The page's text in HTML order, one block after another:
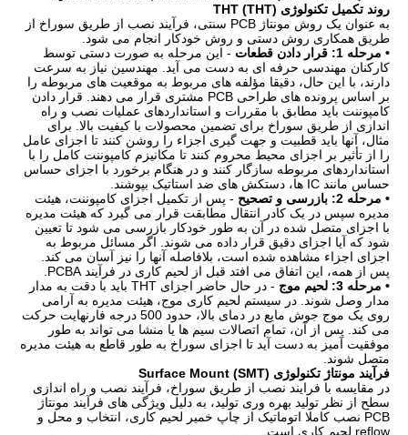
روند تکمیل تکنولوژی THT (THT)
به عنوان یک روش مونتاژ PCB سنتی، فرآیند نصب از طریق سوراخ از
طریق همکاری روش دستی و روش خودکار انجام می شود.
• مرحله 1: قرار دادن قطعات
- این مرحله به صورت دستی توسط
کارکنان مهندسی حرفه ای به دست می آید. مهندسین نیاز به سرعت
دارند، با این حال، دقیقا مؤلفه های مربوط به موقعیت های مربوطه را
بر اساس پرونده های طراحی PCB مشتری قرار می دهند. قرار دادن
کامپوننت باید مطابق با مقررات و استانداردهای عملیات نصب و راه
اندازی از طریق سوراخ برای تضمین محصولات با کیفیت بالا. برای
مثال، آنها باید قطبیت و جهت گیری اجزاء را روشن کنند تا اجزای عامل
را از تأثیر بر اجزای محیط محروم کنند تا مکانیزم کامپوننت کامل را با
استانداردهای مربوطه سازگار کنند و در هنگام برخورد با اجزای حساس
حساس مانند IC ها، دستکش های ضد استاتیک بپوشند.
• مرحله 2: بازرسی و تصحیح
- پس از تکمیل اجزای کامپوننت، هیئت
مدیره سپس در یک کادر انتقال مطابقت قرار می گیرد که هیئت مدیره
با اجزای متصل شده در آن به طور خودکار بازرسی می شود تا تعیین
شود که آیا اجزای دقیق قرار داده می شوند. اگر مسائل مربوط به
اجزای اجزاء مشاهده شده است، بلافاصله آنها را نیز آسان می کند.
پس از همه، این اتفاق می افتد قبل از لحیم کاری در فرآیند PCBA.
• مرحله 3: لحیم موج
- در حال حاضر اجزای THT باید با دقت به مدار
مدار وصل شوند. در سیستم لحیم کاری موج، هیئت مدیره به آرامی
روی یک موج جوش مایع در دمای بالا، حدود 500 درجه فارنهایت حرکت
می کند. پس از آن، تمام اتصالات سیم ها یا منشا می تواند به طور
موفقیت آمیز به دست آید تا اجزای سوراخ به طور قاطع به هیئت مدیره
متصل شوند.
فرآیند مونتاژ تکنولوژی Surface Mount (SMT)
در مقایسه با فرایند نصب از طریق سوراخ، فرآیند نصب و راه اندازی
سطح از نظر تولید بهره وری تولید، به دلیل ویژگی های فرآیند مونتاژ
PCB نصب کاملا اتوماتیک از چاپ خمیر لحیم کاری، انتخاب و محل و
reflow لحیم کاری است.